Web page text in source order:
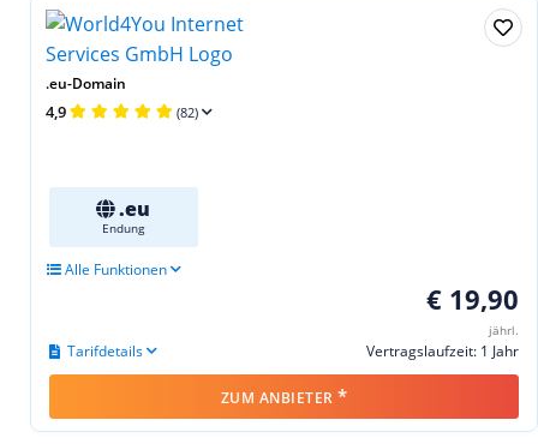
.eu-Domain
4,9 (82)
.eu
Endung
Alle Funktionen
€ 19,90
jährl.
Vertragslaufzeit: 1 Jahr
Tarifdetails
ZUM ANBIETER *